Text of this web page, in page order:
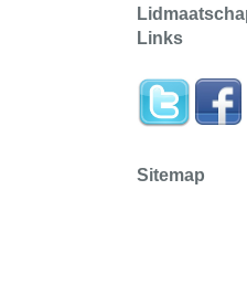
Links
Sitemap